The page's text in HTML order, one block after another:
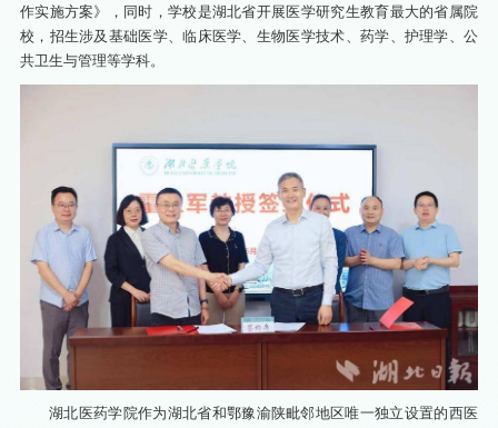
作实施方案》，同时，学校是湖北省开展医学研究生教育最大的省属院
校，招生涉及基础医学、临床医学、生物医学技术、药学、护理学、公
共卫生与管理等学科。
湖北医药学院作为湖北省和鄂豫渝陕毗邻地区唯一独立设置的西医